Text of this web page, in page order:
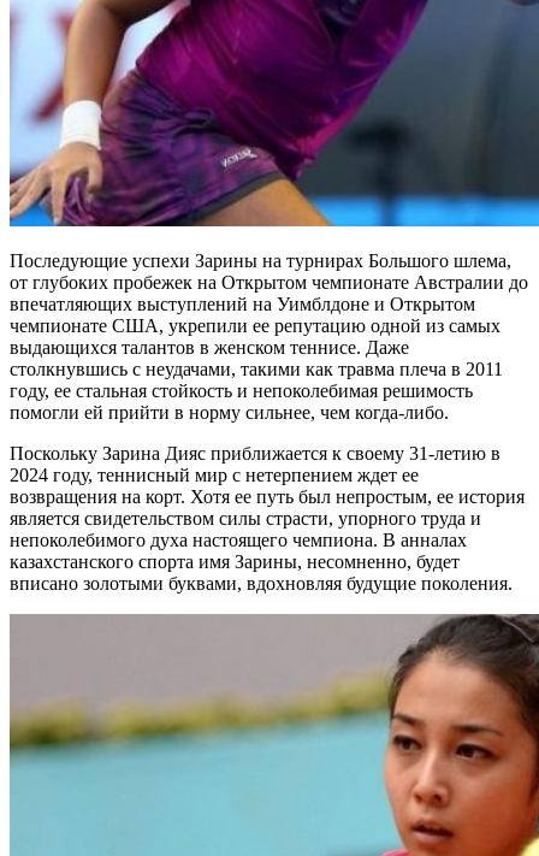
Последующие успехи Зарины на турнирах Большого шлема,
от глубоких пробежек на Открытом чемпионате Австралии до
впечатляющих выступлений на Уимблдоне и Открытом
чемпионате США, укрепили ее репутацию одной из самых
выдающихся талантов в женском теннисе. Даже
столкнувшись с неудачами, такими как травма плеча в 2011
году, ее стальная стойкость и непоколебимая решимость
помогли ей прийти в норму сильнее, чем когда-либо.
Поскольку Зарина Дияс приближается к своему 31-летию в
2024 году, теннисный мир с нетерпением ждет ее
возвращения на корт. Хотя ее путь был непростым, ее история
является свидетельством силы страсти, упорного труда и
непоколебимого духа настоящего чемпиона. В анналах
казахстанского спорта имя Зарины, несомненно, будет
вписано золотыми буквами, вдохновляя будущие поколения.